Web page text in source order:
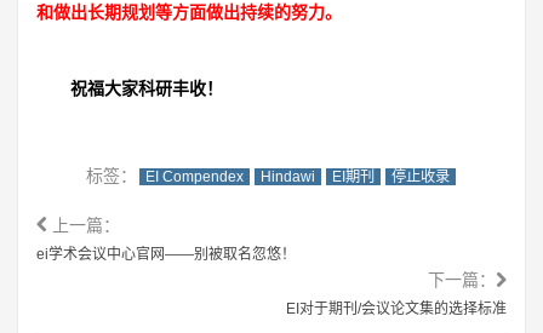
和做出长期规划等方面做出持续的努力。
祝福大家科研丰收！
标签： EI Compendex Hindawi EI期刊 停止收录
上一篇：
ei学术会议中心官网——别被取名忽悠！
下一篇：
EI对于期刊/会议论文集的选择标准